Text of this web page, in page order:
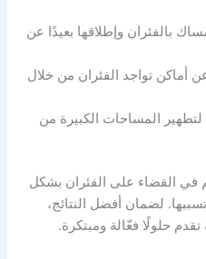
بالفئران وإطلاقها بعيدًا عن
أماكن تواجد الفئران من خلال
المساحات الكبيرة من
في القضاء على الفئران بشكل
لضمان أفضل النتائج،
حلولًا فعّالة ومبتكرة.